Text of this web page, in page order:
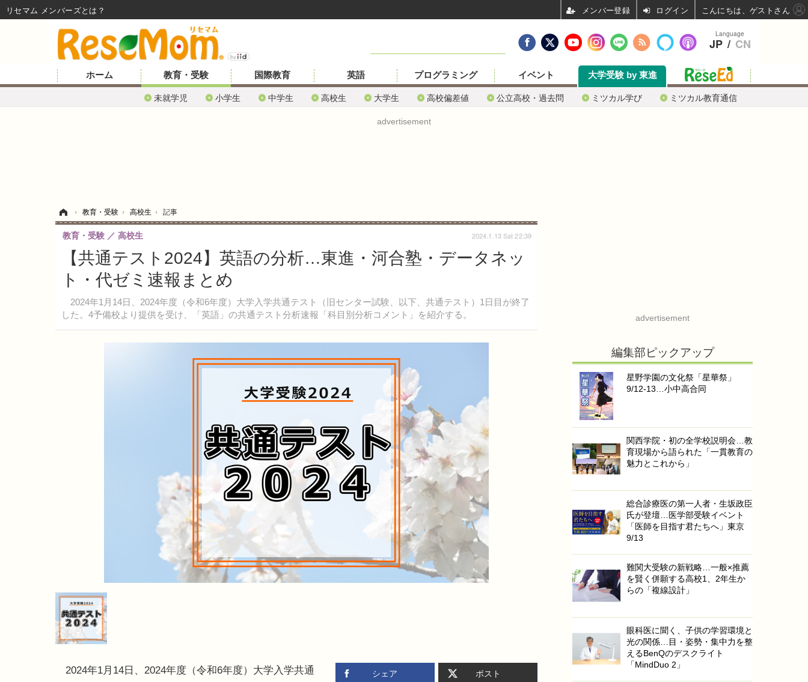
ホーム 教育・受験
未就学児 小学生 中学生 高校生 大学生 高校偏差値 公立高校・過去問 ミツカル学び ミツカル教育通信
国際教育 英語 プログラミング イベント 大学受験 by 東進
advertisement
› 教育・受験 › 高校生 › 記事
【共通テスト2024】英語の分析…東進・河合塾・データネッ
ト・代ゼミ速報まとめ
2024年1月14日、2024年度（令和6年度）大学入学共通テスト（旧センター試験、以下、共通テスト）1日目が終了
した。4予備校より提供を受け、「英語」の共通テスト分析速報「科目別分析コメント」を紹介する。
教育・受験 高校生 2024.1.13 Sat 22:39
シェア ポスト
2024年1月14日、2024年度（令和6年度）大学入学共通
advertisement
編集部ピックアップ
星野学園の文化祭「星華祭」
9/12-13…小中高合同
関西学院・初の全学校説明会…教
育現場から語られた「一貫教育の
魅力とこれから」
総合診療医の第一人者・生坂政臣
氏が登壇…医学部受験イベント
「医師を目指す君たちへ」東京
9/13
難関大受験の新戦略…一般×推薦
を賢く併願する高校1、2年生か
らの「複線設計」
眼科医に聞く、子供の学習環境と
光の関係…目・姿勢・集中力を整
えるBenQのデスクライト
「MindDuo 2」
Language
JP / CN
リセマム メンバーズ ログイン こんにちは、ゲストさん